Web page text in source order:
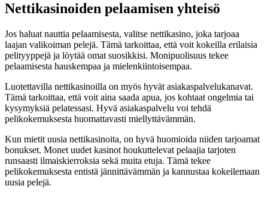
Nettikasinoiden pelaamisen yhteisö
Jos haluat nauttia pelaamisesta, valitse nettikasino, joka tarjoaa
laajan valikoiman pelejä. Tämä tarkoittaa, että voit kokeilla erilaisia
pelityyppejä ja löytää omat suosikkisi. Monipuolisuus tekee
pelaamisesta hauskempaa ja mielenkiintoisempaa.
Luotettavilla nettikasinoilla on myös hyvät asiakaspalvelukanavat.
Tämä tarkoittaa, että voit aina saada apua, jos kohtaat ongelmia tai
kysymyksiä pelatessasi. Hyvä asiakaspalvelu voi tehdä
pelikokemuksesta huomattavasti miellyttävämmän.
Kun mietit uusia nettikasinoita, on hyvä huomioida niiden tarjoamat
bonukset. Monet uudet kasinot houkuttelevat pelaajia tarjoten
runsaasti ilmaiskierroksia sekä muita etuja. Tämä tekee
pelikokemuksesta entistä jännittävämmän ja kannustaa kokeilemaan
uusia pelejä.